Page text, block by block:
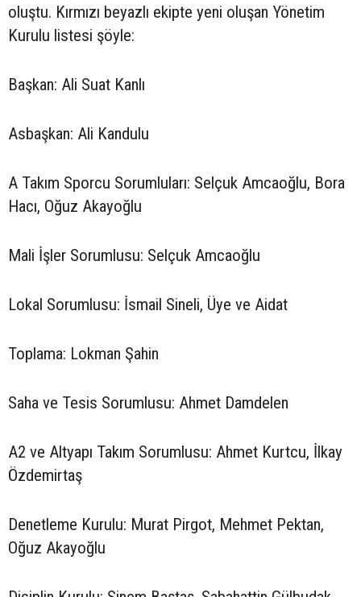
oluştu. Kırmızı beyazlı ekipte yeni oluşan Yönetim
Kurulu listesi şöyle:
Başkan: Ali Suat Kanlı
Asbaşkan: Ali Kandulu
A Takım Sporcu Sorumluları: Selçuk Amcaoğlu, Bora
Hacı, Oğuz Akayoğlu
Mali İşler Sorumlusu: Selçuk Amcaoğlu
Lokal Sorumlusu: İsmail Sineli, Üye ve Aidat
Toplama: Lokman Şahin
Saha ve Tesis Sorumlusu: Ahmet Damdelen
A2 ve Altyapı Takım Sorumlusu: Ahmet Kurtcu, İlkay
Özdemirtaş
Denetleme Kurulu: Murat Pirgot, Mehmet Pektan,
Oğuz Akayoğlu